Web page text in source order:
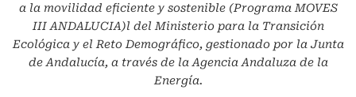
a la movilidad eficiente y sostenible (Programa MOVES
III ANDALUCIA)l del Ministerio para la Transición
Ecológica y el Reto Demográfico, gestionado por la Junta
de Andalucía, a través de la Agencia Andaluza de la
Energía.